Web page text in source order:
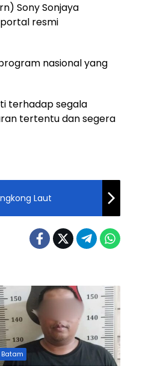
Sony Sonjaya
resmi
nasional yang
terhadap segala
tertentu dan segera
Laut
Batam